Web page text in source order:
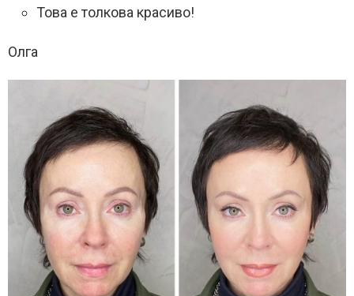
Това е толкова красиво!
Олга